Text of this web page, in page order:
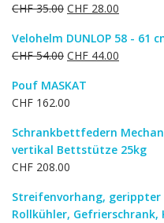
CHF35.00 Ursprünglicher
war:
CHF 35.00
CHF 28.00
ist:
CHF
Velohelm DUNLOP 58 - 61
CHF54.00 Ursprünglicher
war:
CHF 54.00
CHF 44.00
Pouf MASKAT
CHF 162.00
Schrankbettfedern
vertikal Bettstütze 25kg
CHF 208.00
Streifenvorhang, gerippter
Rollkühler,